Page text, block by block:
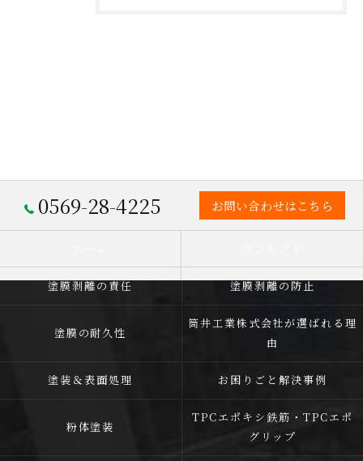
0569-28-4225 お問い合わせはこちら
塗膜剥離の責任 塗膜剥離の防止
塗膜の耐久性
筒井工業株式会社が選ばれる理
由
塗装＆表面処理 お困りごと解決事例
粉体塗装
TPCエポキシ鉄筋・TPCエポ
グリップ